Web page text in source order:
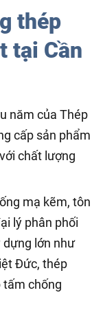
thép
tại Cần
năm của Thép
cấp sản phẩm
chất lượng
mạ kẽm, tôn
lý phân phối
dựng lớn như
Đức, thép
tấm chống